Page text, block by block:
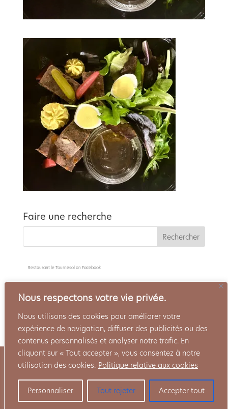
Nous respectons votre vie privée.
Nous utilisons des cookies pour améliorer votre
expérience de navigation, diffuser des publicités ou des
contenus personnalisés et analyser notre trafic. En
cliquant sur « Tout accepter », vous consentez à notre
utilisation des cookies. Politique relative aux cookies
Personnaliser Tout rejeter Accepter tout
Faire une recherche
Restaurant le Tournesolon Facebook
Politique de confidentialité
Mentions Légales
Côté Cave
Réservation